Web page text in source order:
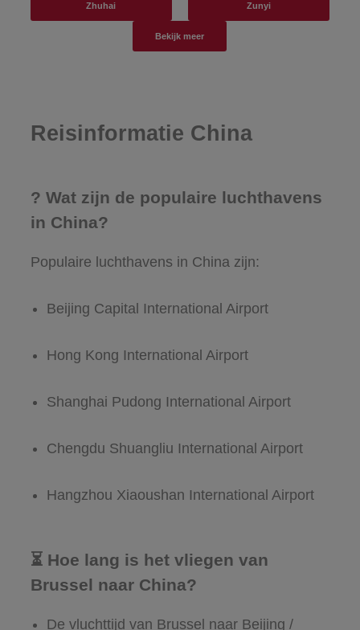
Zhuhai Zunyi
Bekijk meer
Reisinformatie China
? Wat zijn de populaire luchthavens
in China?
Populaire luchthavens in China zijn:
Beijing Capital International Airport
Hong Kong International Airport
Shanghai Pudong International Airport
Chengdu Shuangliu International Airport
Hangzhou Xiaoushan International Airport
⏳ Hoe lang is het vliegen van
Brussel naar China?
De vluchttijd van Brussel naar Beijing /